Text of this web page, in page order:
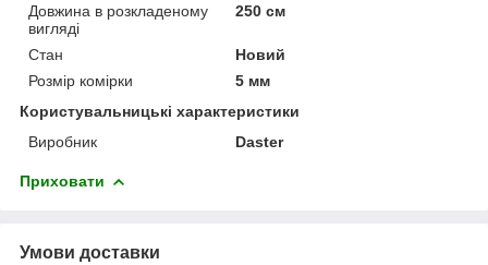
Довжина в розкладеному
вигляді
250 см
Стан
Новий
Розмір комірки
5 мм
Користувальницькі характеристики
Виробник
Daster
Приховати
Умови доставки